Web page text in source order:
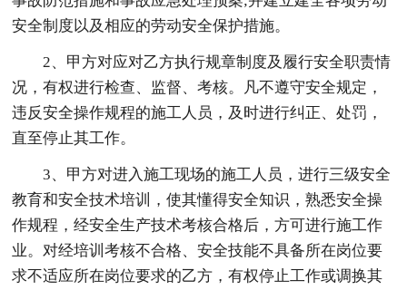
安全制度以及相应的劳动安全保护措施。
2、甲方对应对乙方执行规章制度及履行安全职责情
况，有权进行检查、监督、考核。凡不遵守安全规定，
违反安全操作规程的施工人员，及时进行纠正、处罚，
直至停止其工作。
3、甲方对进入施工现场的施工人员，进行三级安全
教育和安全技术培训，使其懂得安全知识，熟悉安全操
作规程，经安全生产技术考核合格后，方可进行施工作
业。对经培训考核不合格、安全技能不具备所在岗位要
求不适应所在岗位要求的乙方，有权停止工作或调换其